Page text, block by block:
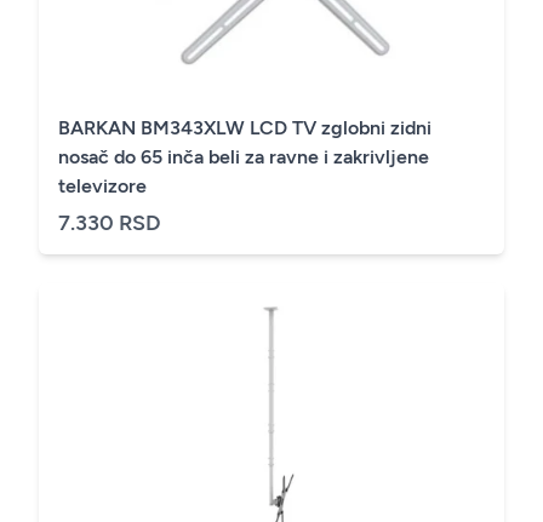
BARKAN BM343XLW LCD TV zglobni zidni
nosač do 65 inča beli za ravne i zakrivljene
televizore
7.330 RSD